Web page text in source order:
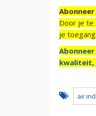
Door je te
je
kwaliteit,
air